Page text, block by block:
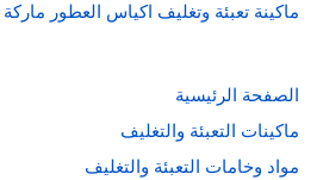
ماكينة تعبئة وتغليف اكياس العطور ماركة
الصفحة الرئيسية
ماكينات التعبئة والتغليف
مواد وخامات التعبئة والتغليف